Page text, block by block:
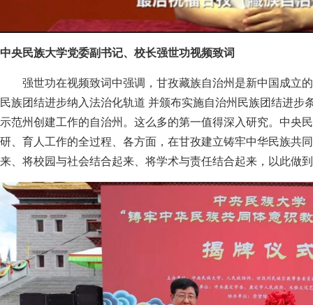
中央民族大学党委副书记、校长强世功视频致词
强世功在视频致词中强调，甘孜藏族自治州是新中国成立
民族团结进步纳入法治化轨道 并颁布实施自治州民族团结进
示范州创建工作的自治州。这么多的第一值得深入研究。中央
研、育人工作的全过程、各方面，在甘孜建立铸牢中华民族共
来、将校园与社会结合起来、将学术与责任结合起来，以此做